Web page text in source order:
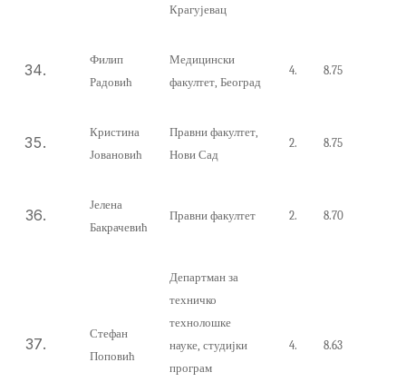
Крагујевац
Филип
Радовић
Медицински
факултет, Београд
4. 8.75
Кристина
Јовановић
Правни факултет,
Нови Сад
2. 8.75
Јелена
Бакрачевић
Правни факултет 2. 8.70
Стефан
Поповић
Департман за
техничко
технолошке
науке, студијки
програм
4. 8.63